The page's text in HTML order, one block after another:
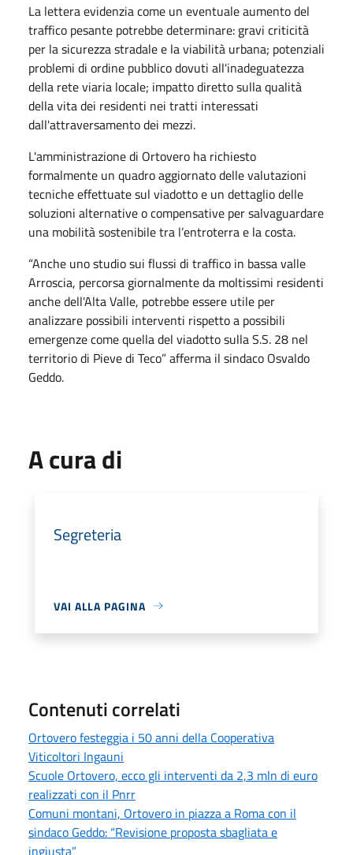
La lettera evidenzia come un eventuale aumento del
traffico pesante potrebbe determinare: gravi criticità
per la sicurezza stradale e la viabilità urbana; potenziali
problemi di ordine pubblico dovuti all'inadeguatezza
della rete viaria locale; impatto diretto sulla qualità
della vita dei residenti nei tratti interessati
dall'attraversamento dei mezzi.
L'amministrazione di Ortovero ha richiesto
formalmente un quadro aggiornato delle valutazioni
tecniche effettuate sul viadotto e un dettaglio delle
soluzioni alternative o compensative per salvaguardare
una mobilità sostenibile tra l’entroterra e la costa.
“Anche uno studio sui flussi di traffico in bassa valle
Arroscia, percorsa giornalmente da moltissimi residenti
anche dell'Alta Valle, potrebbe essere utile per
analizzare possibili interventi rispetto a possibili
emergenze come quella del viadotto sulla S.S. 28 nel
territorio di Pieve di Teco” afferma il sindaco Osvaldo
Geddo.
A cura di
Segreteria
VAI ALLA PAGINA
Contenuti correlati
Ortovero festeggia i 50 anni della Cooperativa
Viticoltori Ingauni
Scuole Ortovero, ecco gli interventi da 2,3 mln di euro
realizzati con il Pnrr
Comuni montani, Ortovero in piazza a Roma con il
sindaco Geddo: “Revisione proposta sbagliata e
ingiusta”